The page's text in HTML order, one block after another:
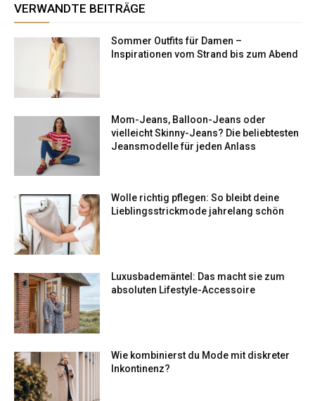
VERWANDTE BEITRÄGE
Sommer Outfits für Damen –
Inspirationen vom Strand bis zum Abend
Mom-Jeans, Balloon-Jeans oder
vielleicht Skinny-Jeans? Die beliebtesten
Jeansmodelle für jeden Anlass
Wolle richtig pflegen: So bleibt deine
Lieblingsstrickmode jahrelang schön
Luxusbademäntel: Das macht sie zum
absoluten Lifestyle-Accessoire
Wie kombinierst du Mode mit diskreter
Inkontinenz?